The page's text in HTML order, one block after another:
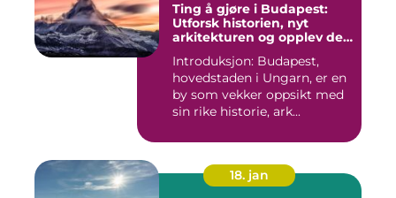
Ting å gjøre i Budapest:
Utforsk historien, nyt
arkitekturen og opplev det
Introduksjon: Budapest,
hovedstaden i Ungarn, er en
by som vekker oppsikt med
sin rike historie, ark...
18. jan